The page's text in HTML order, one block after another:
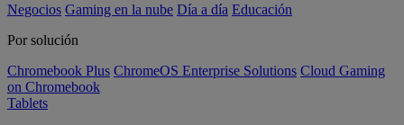
Negocios Gaming en la nube Día a día Educación
Por solución
Chromebook Plus ChromeOS Enterprise Solutions Cloud Gaming
on Chromebook
Tablets